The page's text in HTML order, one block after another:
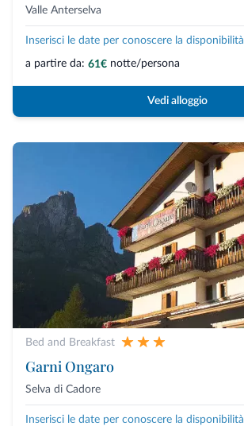
Valle Anterselva
Inserisci le date per conoscere la disponibilità
a partire da: 61€ notte/persona
Vedi alloggio
Bed and Breakfast
Garni Ongaro
Selva di Cadore
Inserisci le date per conoscere la disponibilità